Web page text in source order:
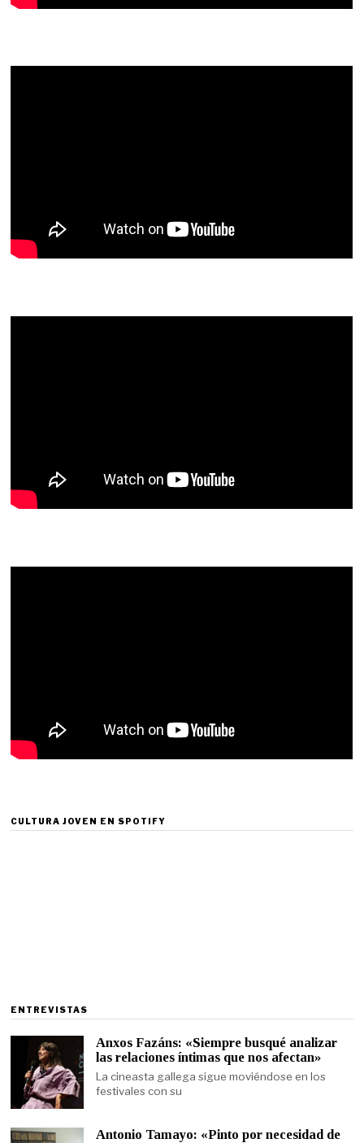
CULTURA JOVEN EN SPOTIFY
ENTREVISTAS
Anxos Fazáns: «Siempre busqué analizar
las relaciones íntimas que nos afectan»
La cineasta gallega sigue moviéndose en los
festivales con su
Antonio Tamayo: «Pinto por necesidad de